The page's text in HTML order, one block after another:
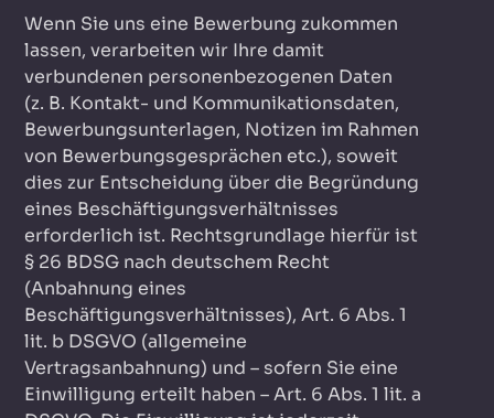
Wenn Sie uns eine Bewerbung zukommen
lassen, verarbeiten wir Ihre damit
verbundenen personenbezogenen Daten
(z. B. Kontakt- und Kommunikationsdaten,
Bewerbungsunterlagen, Notizen im Rahmen
von Bewerbungsgesprächen etc.), soweit
dies zur Entscheidung über die Begründung
eines Beschäftigungsverhältnisses
erforderlich ist. Rechtsgrundlage hierfür ist
§ 26 BDSG nach deutschem Recht
(Anbahnung eines
Beschäftigungsverhältnisses), Art. 6 Abs. 1
lit. b DSGVO (allgemeine
Vertragsanbahnung) und – sofern Sie eine
Einwilligung erteilt haben – Art. 6 Abs. 1 lit. a